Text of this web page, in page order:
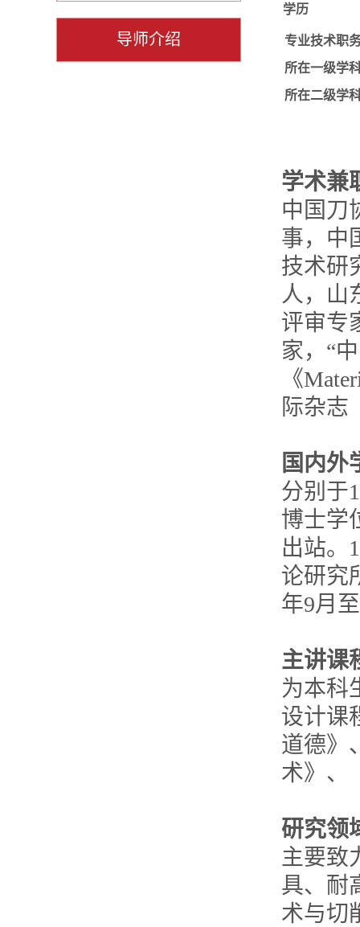
导师介绍
学历
专业技术职
所在一级学
所在二级学
学术兼
中国刀
事，中
技术研
人，山
评审专
家，“
《
际杂志
国内外
分别于
博士学
出站。
论研究
年9月
主讲课
为本科
设计课
道德》
术》、
研究领
主要致
具、耐
术与切